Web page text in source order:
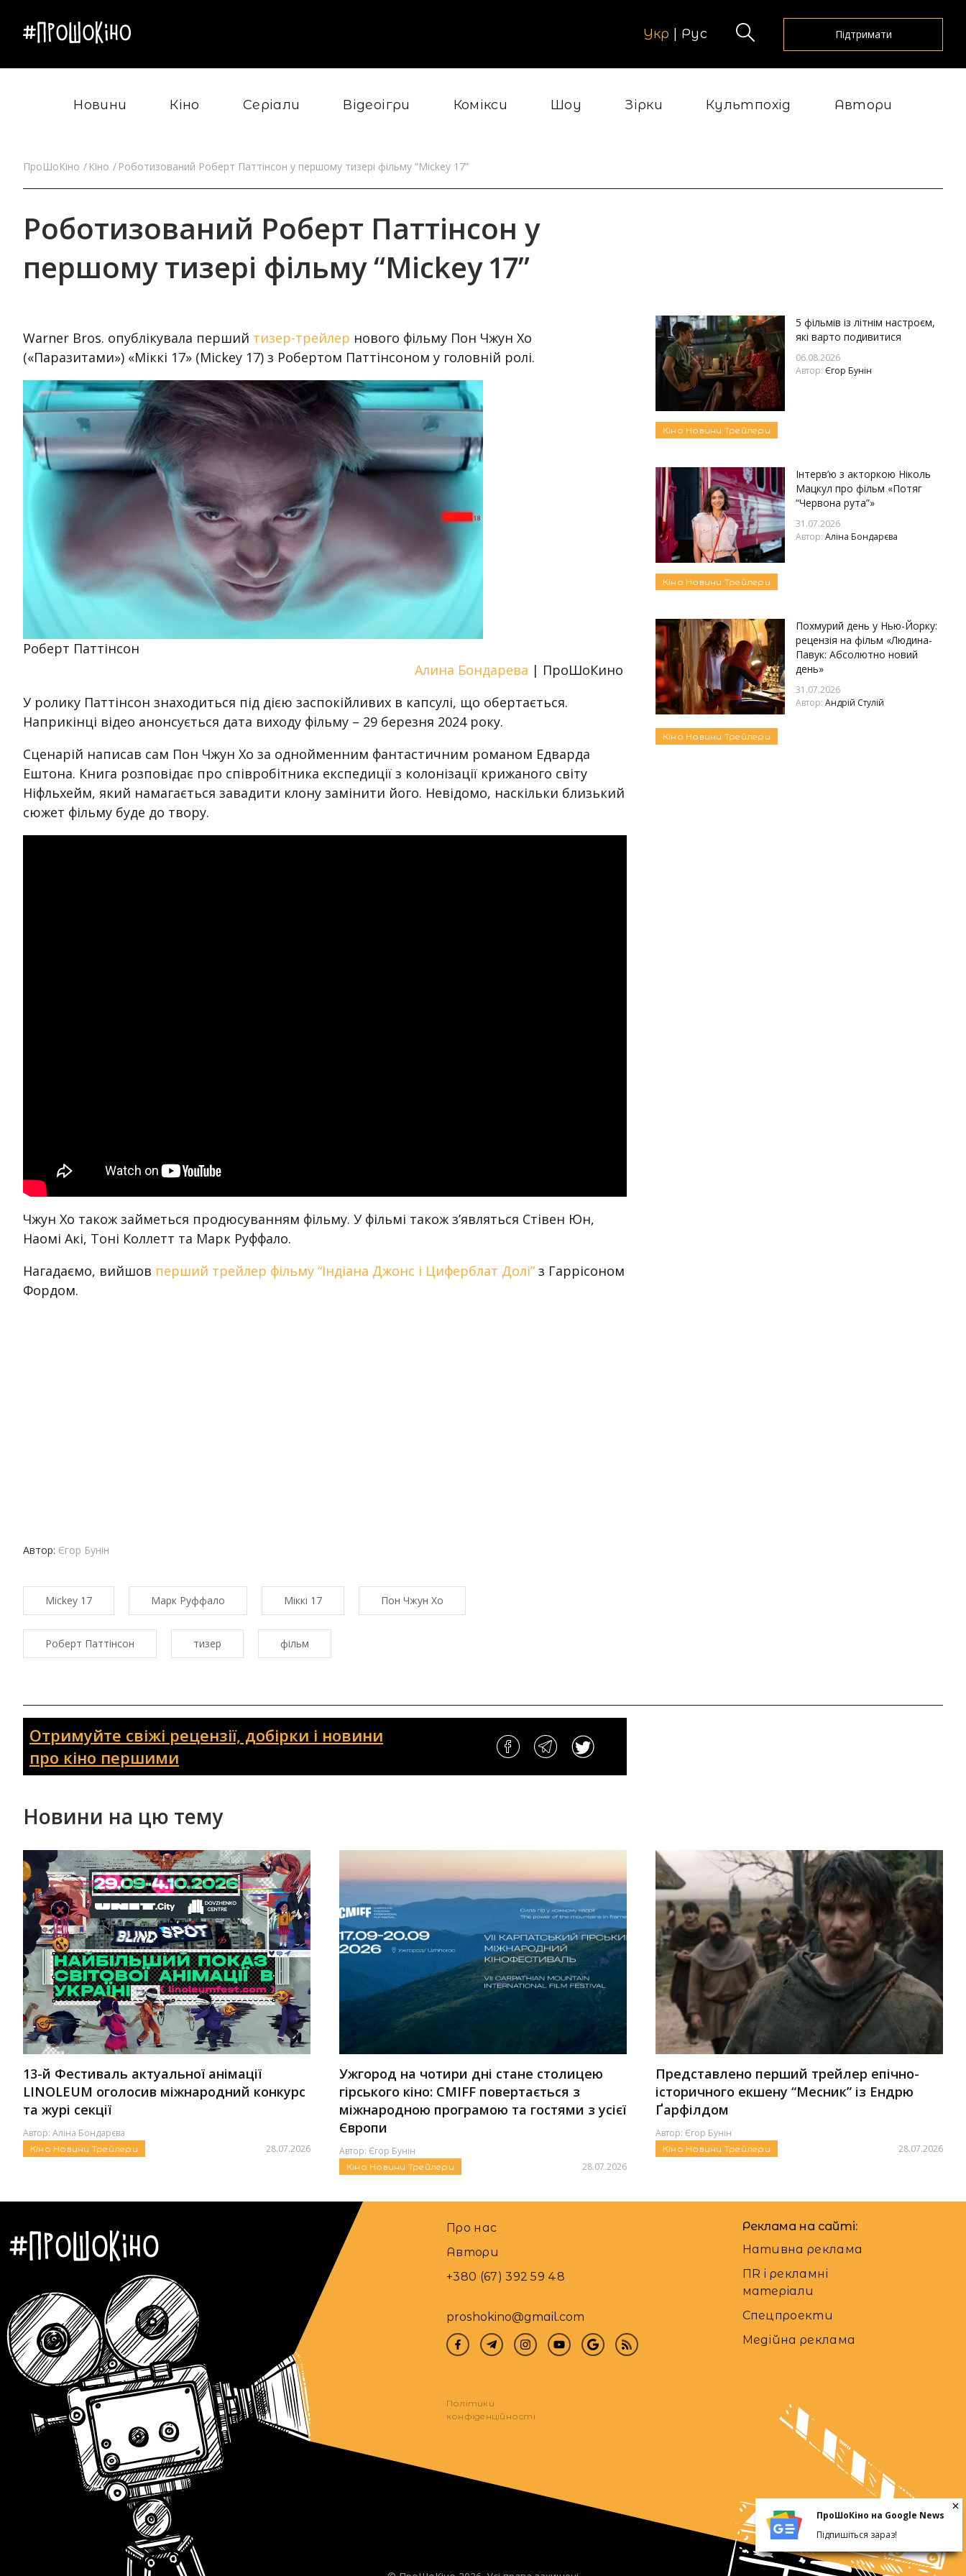
Укр Рус Підтримати
Новини Кіно Серіали Відеоігри Комікси Шоу Зірки Культпохід Автори
ПроШоКіно Кіно Роботизований Роберт Паттінсон у першому тизері фільму “Mickey 17”
Роботизований Роберт Паттінсон у
першому тизері фільму “Mickey 17”
Warner Bros. опублікувала перший тизер-трейлер нового фільму Пон Чжун Хо
(«Паразитами») «Міккі 17» (Mickey 17) з Робертом Паттінсоном у головній ролі.
Роберт Паттінсон
Алина Бондарева | ПроШоКино
У ролику Паттінсон знаходиться під дією заспокійливих в капсулі, що обертається.
Наприкінці відео анонсується дата виходу фільму – 29 березня 2024 року.
Сценарій написав сам Пон Чжун Хо за однойменним фантастичним романом Едварда
Ештона. Книга розповідає про співробітника експедиції з колонізації крижаного світу
Ніфльхейм, який намагається завадити клону замінити його. Невідомо, наскільки близький
сюжет фільму буде до твору.
Чжун Хо також займеться продюсуванням фільму. У фільмі також з’являться Стівен Юн,
Наомі Акі, Тоні Коллетт та Марк Руффало.
Нагадаємо, вийшов перший трейлер фільму “Індіана Джонс і Циферблат Долі” з Гаррісоном
Фордом.
Автор: Єгор Бунін
Mickey 17 Марк Руффало Міккі 17 Пон Чжун Хо
Роберт Паттінсон тизер фільм
5 фільмів із літнім настроєм,
які варто подивитися
06.08.2026
Автор: Єгор Бунін
Кіно Новини Трейлери
Інтерв’ю з акторкою Ніколь
Мацкул про фільм «Потяг
“Червона рута”»
31.07.2026
Автор: Аліна Бондарєва
Кіно Новини Трейлери
Похмурий день у Нью-Йорку:
рецензія на фільм «Людина-
Павук: Абсолютно новий
день»
31.07.2026
Автор: Андрій Стулій
Кіно Новини Трейлери
Отримуйте свіжі рецензії, добірки і новини
про кіно першими
Новини на цю тему
13-й Фестиваль актуальної анімації
LINOLEUM оголосив міжнародний конкурс
та журі секції
Автор: Аліна Бондарєва
Кіно Новини Трейлери 28.07.2026
Ужгород на чотири дні стане столицею
гірського кіно: CMIFF повертається з
міжнародною програмою та гостями з усієї
Європи
Автор: Єгор Бунін
Кіно Новини Трейлери 28.07.2026
Представлено перший трейлер епічно-
історичного екшену “Месник” із Ендрю
Ґарфілдом
Автор: Єгор Бунін
Кіно Новини Трейлери 28.07.2026
Про нас
Автори
+380 (67) 392 59 48
proshokino@gmail.com
Реклама на сайті:
Нативна реклама
ПR і рекламні
матеріали
Спецпроекти
Медійна реклама
Політики
конфіденційності
ПроШоКіно на Google News
Підпишіться зараз!